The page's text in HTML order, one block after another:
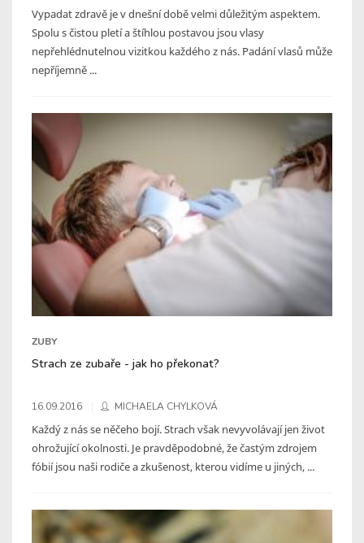
Vypadat zdravě je v dnešní době velmi důležitým aspektem.
Spolu s čistou pletí a štíhlou postavou jsou vlasy
nepřehlédnutelnou vizitkou každého z nás. Padání vlasů může
nepříjemně ...
ZUBY
Strach ze zubaře - jak ho překonat?
16.09.2016 MICHAELA CHYLKOVÁ
Každý z nás se něčeho bojí. Strach však nevyvolávají jen život
ohrožující okolnosti. Je pravděpodobné, že častým zdrojem
fóbií jsou naši rodiče a zkušenost, kterou vidíme u jiných, ...